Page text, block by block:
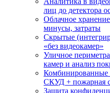
лиц до детектора
Облачное
минусы, затраты
Скрытые
«без видеокамер»
Уличное
камер и анализ
Комбинированные
СКУД + пожарная
Защита